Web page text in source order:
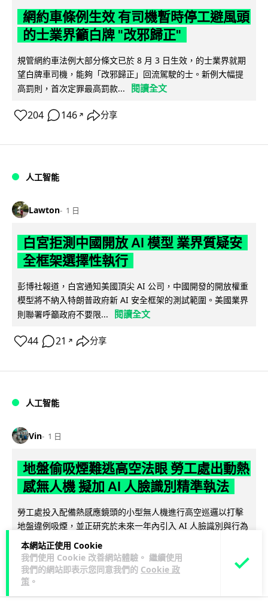
本網站正使用 Cookie
我們使用 Cookie 改善網站體驗。 繼續使用
我們的網站即表示您同意我們的 Cookie 政
策 。
網約車條例生效 有司機暫時停工避風頭
的士業界籲白牌 "改邪歸正"
規管網約車法例大部分條文已於 8 月 3 日生效，的士業界就期
望白牌車司機，能夠「改邪歸正」回流駕駛的士。新例大幅提
高罰則，首次定罪最高罰款...
閱讀全文
204 146 ↗ 分享
人工智能
Lawton 1 日
白宮拒測中國開放 AI 模型 業界質疑安
全框架選擇性執行
彭博社報道，白宮通知美國頂尖 AI 公司，中國開發的開放權重
模型將不納入特朗普政府新 AI 安全框架的測試範圍。美國業界
則聯署呼籲政府不要限...
閱讀全文
44 21 ↗ 分享
人工智能
Vin 1 日
地盤偷吸煙難逃高空法眼 勞工處出動熱
感無人機 擬加 AI 人臉識別精準執法
勞工處投入配備熱感應鏡頭的小型無人機進行高空巡邏以打擊
地盤違例吸煙，並正研究於未來一年內引入 AI 人臉識別與行為
分析功能，結合三大技術進一...
246 55 ↗ 分享